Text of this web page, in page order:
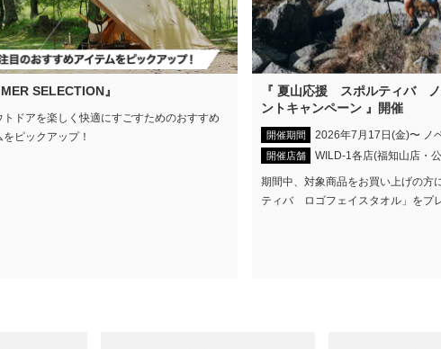
SELECTION』
トドアを楽しく快適にすごすためのおすすめ
をピックアップ！
『 夏山応援 スポルティバ
ントキャンペーン 』開催
開催期間
開催店舗
期間中、対象商品をお買い上げの方
ティバ ロゴフェイスタオル」をプ